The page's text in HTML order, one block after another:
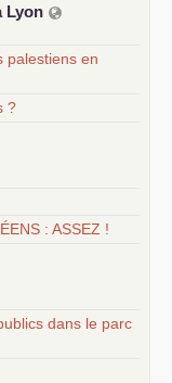
Lyon
palestiens en
?
: ASSEZ !
dans le parc